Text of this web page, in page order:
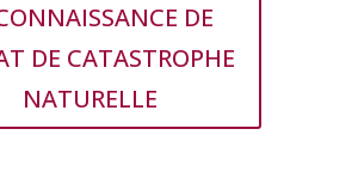
DE
DE CATASTROPHE
NATURELLE